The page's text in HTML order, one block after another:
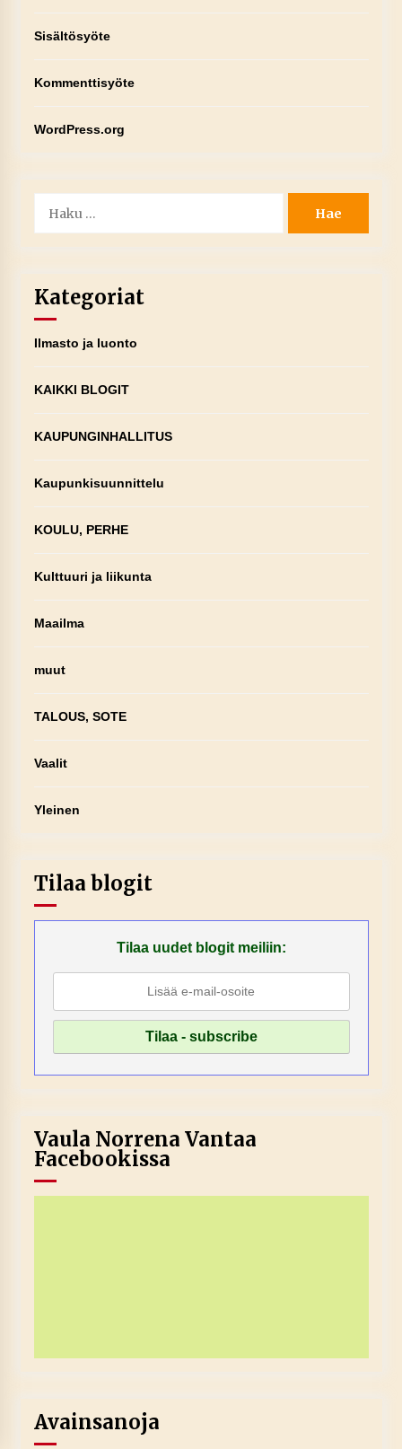
Sisältösyöte
Kommenttisyöte
WordPress.org
Kategoriat
Ilmasto ja luonto
KAIKKI BLOGIT
KAUPUNGINHALLITUS
Kaupunkisuunnittelu
KOULU, PERHE
Kulttuuri ja liikunta
Maailma
muut
TALOUS, SOTE
Vaalit
Yleinen
Tilaa blogit
Tilaa uudet blogit meiliin:
Vaula Norrena Vantaa
Facebookissa
Avainsanoja